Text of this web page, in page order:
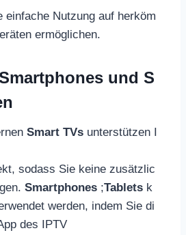
einfache Nutzung auf herköm
ermöglichen.
und S
Smart TVs unterstützen I
sodass Sie keine zusätzlic
Smartphones ;Tablets k
werden, indem Sie di
des IPTV